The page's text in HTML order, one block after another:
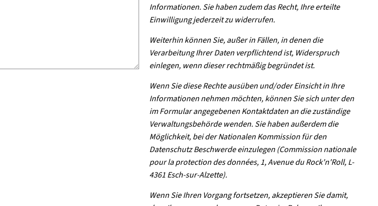
Informationen. Sie haben zudem das Recht, Ihre erteilte
Einwilligung jederzeit zu widerrufen.
Weiterhin können Sie, außer in Fällen, in denen die
Verarbeitung Ihrer Daten verpflichtend ist, Widerspruch
einlegen, wenn dieser rechtmäßig begründet ist.
Wenn Sie diese Rechte ausüben und/oder Einsicht in Ihre
Informationen nehmen möchten, können Sie sich unter den
im Formular angegebenen Kontaktdaten an die zuständige
Verwaltungsbehörde wenden. Sie haben außerdem die
Möglichkeit, bei der Nationalen Kommission für den
Datenschutz Beschwerde einzulegen (Commission nationale
pour la protection des données, 1, Avenue du Rock'n'Roll, L-
4361 Esch-sur-Alzette).
Wenn Sie Ihren Vorgang fortsetzen, akzeptieren Sie damit,